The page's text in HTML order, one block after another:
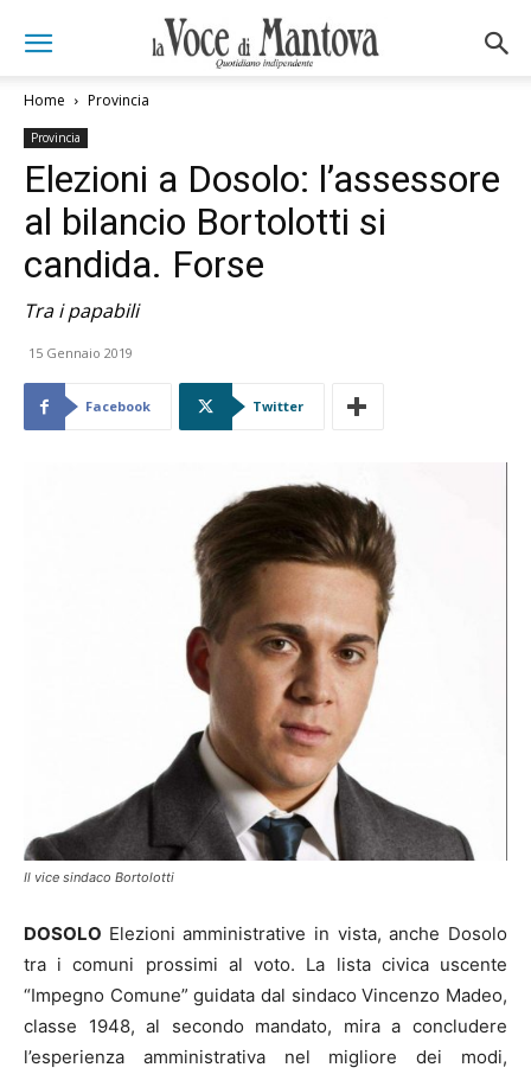
Home Provincia
Provincia
Elezioni a Dosolo: l’assessore
al bilancio Bortolotti si
candida. Forse
Tra i papabili
15 Gennaio 2019
Facebook Twitter
Il vice sindaco Bortolotti
DOSOLO Elezioni amministrative in vista, anche Dosolo
tra i comuni prossimi al voto. La lista civica uscente
“Impegno Comune” guidata dal sindaco Vincenzo Madeo,
classe 1948, al secondo mandato, mira a concludere
l’esperienza amministrativa nel migliore dei modi,